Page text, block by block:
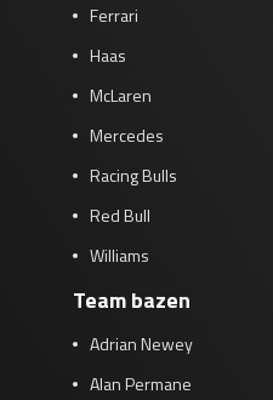
Ferrari
Haas
McLaren
Mercedes
Racing Bulls
Red Bull
Williams
Team bazen
Adrian Newey
Alan Permane